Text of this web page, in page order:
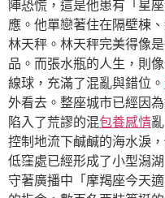
陣恐慌，這是他患有「星
應。他單戀著住在隔壁棟
林天秤。林天秤完美得像
品。而張水瓶的人生，則
線球，充滿了混亂與錯位。
外看去。整座城市已經因
陷入了荒謬的混包養感情
控制地流下鹹鹹的海水淚
低窪處已經形成了小型潟
守著廣播中「摩羯座今天